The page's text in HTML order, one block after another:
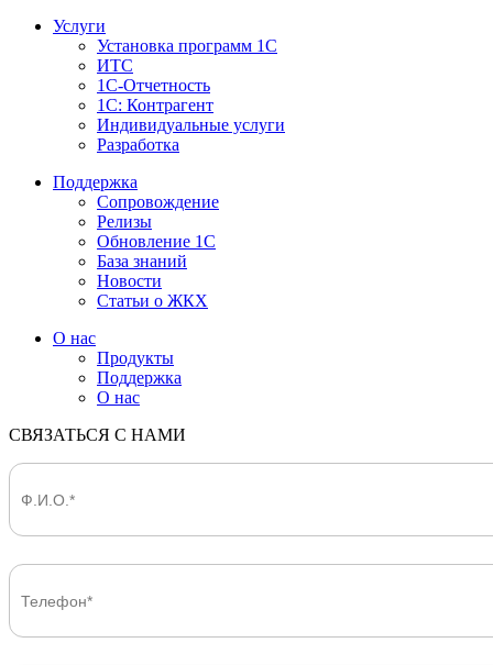
Услуги
Установка программ 1С
ИТС
1С-Отчетность
1С: Контрагент
Индивидуальные услуги
Разработка
Поддержка
Сопровождение
Релизы
Обновление 1С
База знаний
Новости
Статьи о ЖКХ
О нас
Продукты
Поддержка
О нас
СВЯЗАТЬСЯ С НАМИ